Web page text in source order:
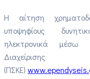
Η αίτηση
υποψηφίους
ηλεκτρονικά μέσω
Διαχείρισης
(ΠΣΚΕ)